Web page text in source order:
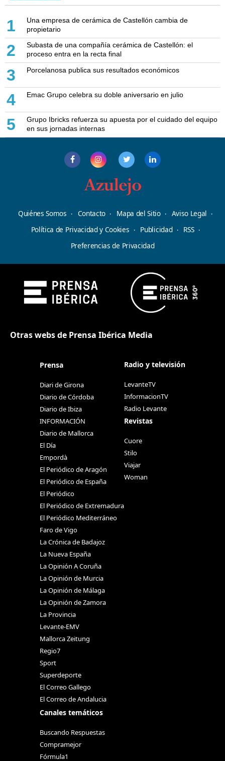
1
Una empresa de cerámica de Castellón cambia de
propietario
2
Subasta de una compañía cerámica de Castellón: el
proceso entra en la recta final
3 Porcelanosa publica sus resultados económicos
4 Emac Grupo celebra su doble aniversario en julio
5
Grupo Ibricks refuerza su apuesta por el cuidado del equipo
en sus jornadas internas
Quiénes Somos Contacto Mapa del Sitio
Aviso Legal
Política de Privacidad y Cookies
Publicidad
RSS
Preferencias de Privacidad
Otras webs de Prensa Ibérica Media
Prensa
Diari de Girona
Diario de Córdoba
Diario de Ibiza
INFORMACIÓN
Diario de Mallorca
El Día
Empordà
El Periódico de Aragón
El Periódico de España
El Periódico
El Periódico de Extremadura
El Periódico Mediterráneo
Faro de Vigo
La Crónica de Badajoz
La Nueva España
La Opinión A Coruña
La Opinión de Murcia
La Opinión de Málaga
La Opinión de Zamora
La Provincia
Levante-EMV
Mallorca Zeitung
Regio7
Sport
Superdeporte
El Correo Gallego
El Correo de Andalucia
Canales temáticos
Buscando Respuestas
Compramejor
Fórmula1
Radio y televisión
LevanteTV
InformacionTV
Radio Levante
Revistas
Cuore
Stilo
Viajar
Woman